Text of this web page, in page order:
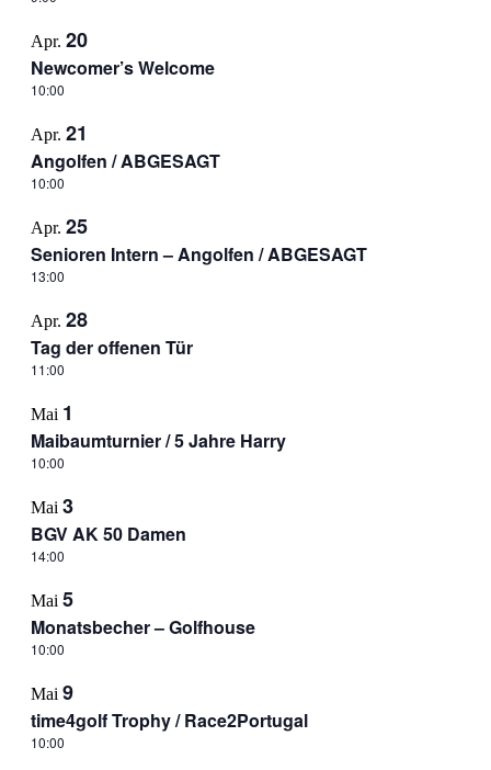
Apr. 20
Newcomer’s Welcome
10:00
Apr. 21
Angolfen / ABGESAGT
10:00
Apr. 25
Senioren Intern – Angolfen / ABGESAGT
13:00
Apr. 28
Tag der offenen Tür
11:00
Mai 1
Maibaumturnier / 5 Jahre Harry
10:00
Mai 3
BGV AK 50 Damen
14:00
Mai 5
Monatsbecher – Golfhouse
10:00
Mai 9
time4golf Trophy / Race2Portugal
10:00